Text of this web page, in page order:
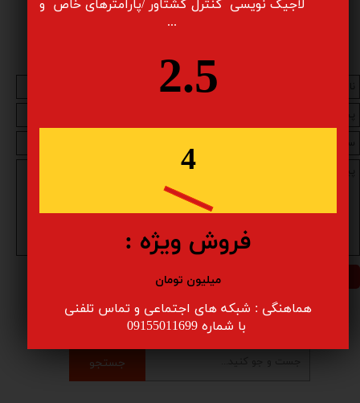
جستجو
هماهنگی : شبکه های اجتماعی و تماس تلفنی
​​​​​​​ با شماره 09155011699
لاجیک نویسی کنترل گشتاور /پارامترهای خاص و
...
4
فروش ویژه :
2.5
میلیون تومان